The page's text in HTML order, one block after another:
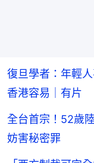
復旦學者：年輕
香港容易｜有片
全台首宗！52歲
妨害秘密罪